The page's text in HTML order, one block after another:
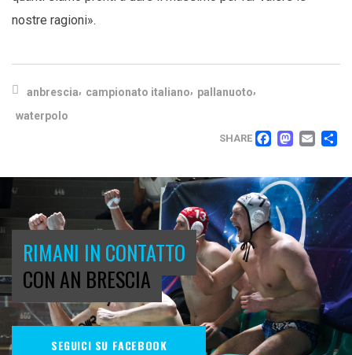
nostre ragioni».
anbrescia, campionato italiano, pallanuoto,
waterpolo
SHARE
RIMANI IN CONTATTO
CON AN BRESCIA
SEGUICI SU FACEBOOK